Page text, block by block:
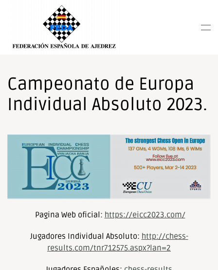
sistema
de
accesibilidad.
Skip to main content
Campeonato de Europa
Individual Absoluto 2023.
Pagina Web oficial: https://eicc2023.com/
Jugadores Individual Absoluto: http://chess-
results.com/tnr712575.aspx?lan=2